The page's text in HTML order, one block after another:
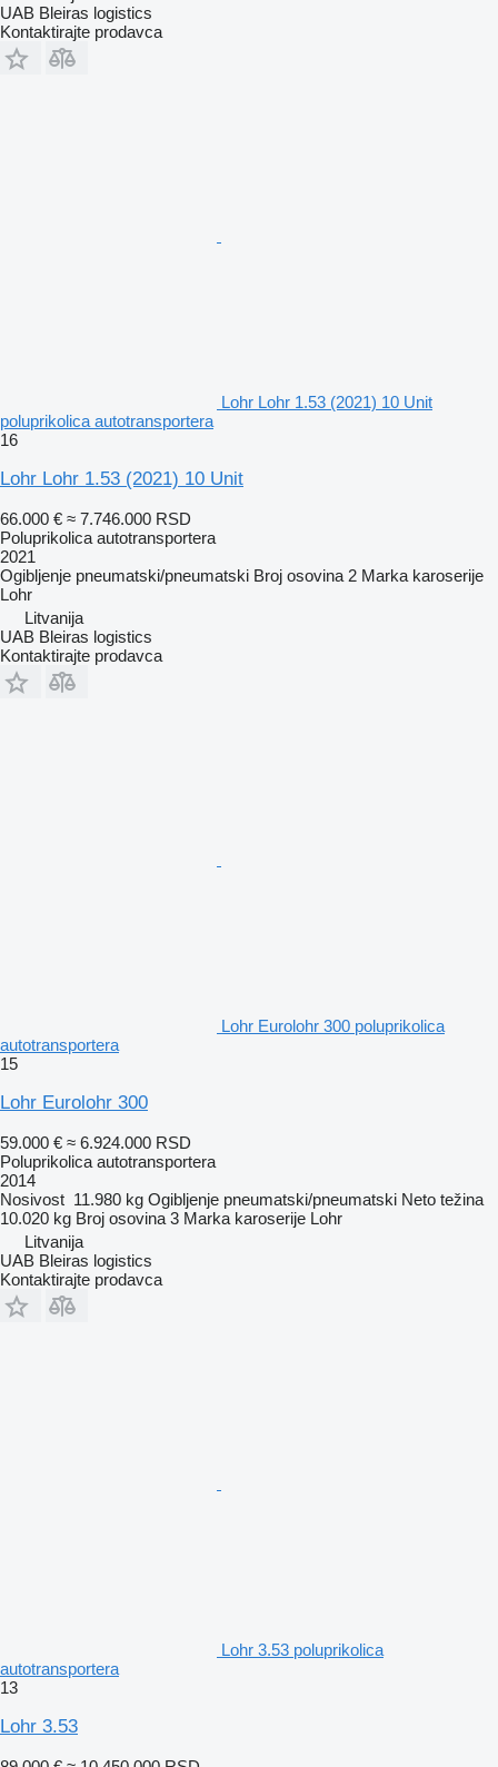
UAB Bleiras logistics
Kontaktirajte prodavca
Lohr Lohr 1.53 (2021) 10 Unit
poluprikolica autotransportera
16
Lohr Lohr 1.53 (2021) 10 Unit
66.000 € ≈ 7.746.000 RSD
Poluprikolica autotransportera
2021
Ogibljenje pneumatski/pneumatski Broj osovina 2 Marka karoserije
Lohr
Litvanija
UAB Bleiras logistics
Kontaktirajte prodavca
Lohr Eurolohr 300 poluprikolica
autotransportera
15
Lohr Eurolohr 300
59.000 € ≈ 6.924.000 RSD
Poluprikolica autotransportera
2014
Nosivost 11.980 kg Ogibljenje pneumatski/pneumatski Neto težina
10.020 kg Broj osovina 3 Marka karoserije Lohr
Litvanija
UAB Bleiras logistics
Kontaktirajte prodavca
Lohr 3.53 poluprikolica
autotransportera
13
Lohr 3.53